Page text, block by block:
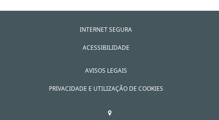
INTERNET SEGURA
ACESSIBILIDADE
AVISOS LEGAIS
PRIVACIDADE E UTILIZAÇÃO DE COOKIES